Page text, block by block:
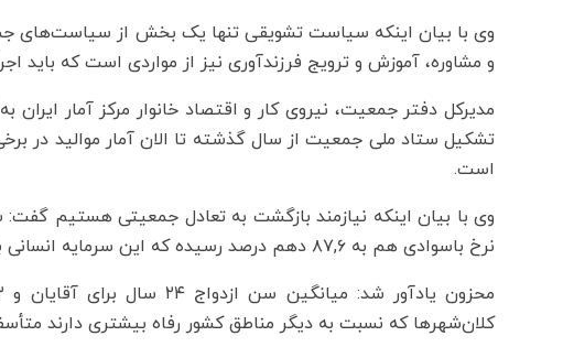
وی با بیان اینکه سیاست تشویقی تنها یک بخش از سیاست‌های
و مشاوره، آموزش و ترویج فرزندآوری نیز از مواردی است که باید
مدیرکل دفتر جمعیت، نیروی کار و اقتصاد خانوار مرکز آمار
تشکیل ستاد ملی جمعیت از سال گذشته تا الان آمار موالید در
است.
نرخ باسوادی هم به ۸۷,۶ دهم درصد رسیده که این سرمایه انسانی به رشد کیفی جمعیت کمک می‌کند.
کلان‌شهرها که نسبت به دیگر مناطق کشور رفاه بیشتری دارند